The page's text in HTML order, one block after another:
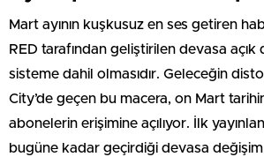
Mart ayının kuşkusuz en ses getiren
RED tarafından geliştirilen devasa açık
sisteme dahil olmasıdır. Geleceğin
City’de geçen bu macera, on Mart
abonelerin erişimine açılıyor. İlk
bugüne kadar geçirdiği devasa